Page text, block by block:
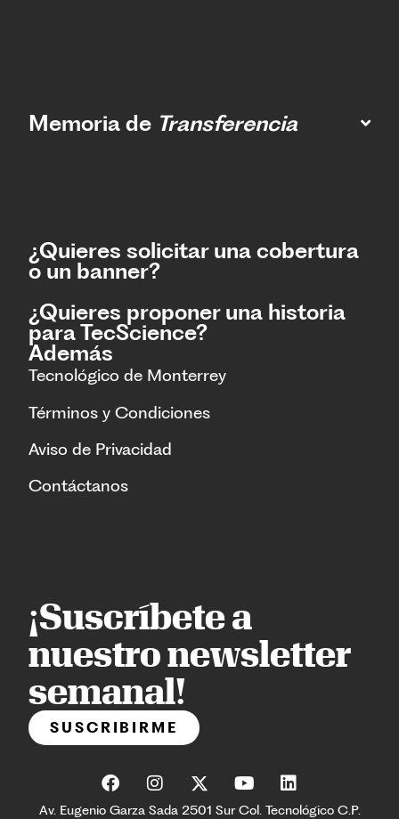
Memoria de Transferencia
¿Quieres solicitar una cobertura
o un banner?
¿Quieres proponer una historia
para TecScience?
Además
Tecnológico de Monterrey
Términos y Condiciones
Aviso de Privacidad
Contáctanos
¡Suscríbete a
nuestro newsletter
semanal!
SUSCRIBIRME
Av. Eugenio Garza Sada 2501 Sur Col. Tecnológico C.P.